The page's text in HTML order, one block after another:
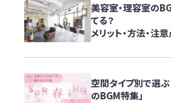
美容室・理容室の
てる？
メリット・方法・注
空間タイプ別で選
のBGM特集」